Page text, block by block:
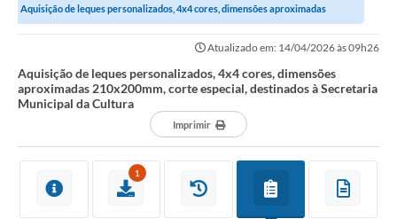
Aquisição de leques personalizados, 4x4 cores, dimensões aproximadas
210x200mm, corte especial, destinados à...
Atualizado em: 14/04/2026 às 09h26
Aquisição de leques personalizados, 4x4 cores, dimensões
aproximadas 210x200mm, corte especial, destinados à Secretaria
Municipal da Cultura
Imprimir
1